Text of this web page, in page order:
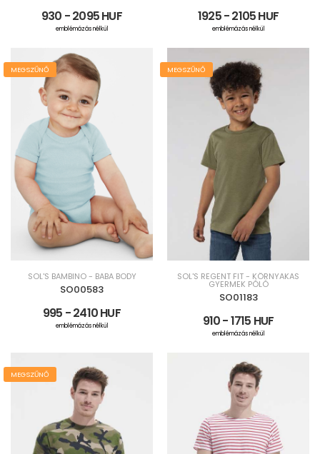
930 - 2095 HUF
emblémázás nélkül
1925 - 2105 HUF
emblémázás nélkül
MEGSZŰNŐ
SOL'S BAMBINO - BABA BODY
SO00583
995 - 2410 HUF
emblémázás nélkül
MEGSZŰNŐ
SOL'S REGENT FIT - KÖRNYAKAS
GYERMEK PÓLÓ
SO01183
910 - 1715 HUF
emblémázás nélkül
MEGSZŰNŐ